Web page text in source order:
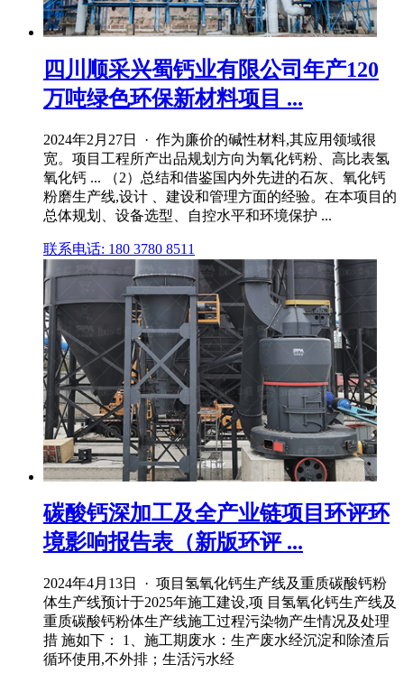
四川顺采兴蜀钙业有限公司年产120
万吨绿色环保新材料项目 ...
2024年2月27日 · 作为廉价的碱性材料,其应用领域很
宽。项目工程所产出品规划方向为氧化钙粉、高比表氢
氧化钙 ... （2）总结和借鉴国内外先进的石灰、氧化钙
粉磨生产线,设计 、建设和管理方面的经验。在本项目的
总体规划、设备选型、自控水平和环境保护 ...
联系电话: 180 3780 8511
碳酸钙深加工及全产业链项目环评环
境影响报告表（新版环评 ...
2024年4月13日 · 项目氢氧化钙生产线及重质碳酸钙粉
体生产线预计于2025年施工建设,项 目氢氧化钙生产线及
重质碳酸钙粉体生产线施工过程污染物产生情况及处理
措 施如下： 1、施工期废水：生产废水经沉淀和除渣后
循环使用,不外排；生活污水经